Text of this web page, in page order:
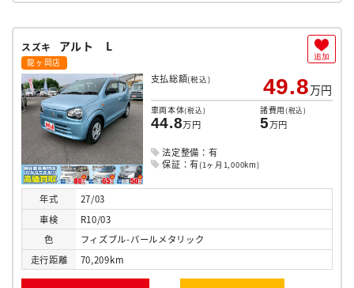
スズキ アルト L
龍ヶ岡店
支払総額(税込) 49.8万円
車両本体(税込)
44.8万円
諸費用(税込)
5万円
法定整備：有
保証：有(1ヶ月1,000km)
年式
27/03
車検
R10/03
色
フィズブル-パールメタリック
走行距離 70,209km
追加